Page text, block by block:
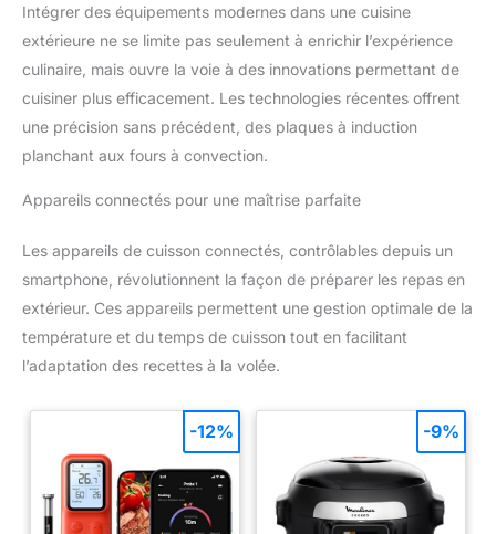
Intégrer des équipements modernes dans une cuisine
extérieure ne se limite pas seulement à enrichir l’expérience
culinaire, mais ouvre la voie à des innovations permettant de
cuisiner plus efficacement. Les technologies récentes offrent
une précision sans précédent, des plaques à induction
planchant aux fours à convection.
Appareils connectés pour une maîtrise parfaite
Les appareils de cuisson connectés, contrôlables depuis un
smartphone, révolutionnent la façon de préparer les repas en
extérieur. Ces appareils permettent une gestion optimale de la
température et du temps de cuisson tout en facilitant
l’adaptation des recettes à la volée.
-12% -9%